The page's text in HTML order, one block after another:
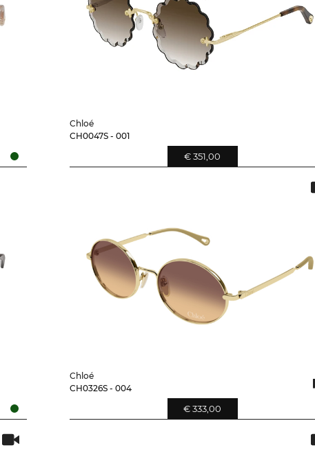
Chloé
CH0047S - 001
€ 351,00
Chloé
CH0326S - 004
€ 333,00